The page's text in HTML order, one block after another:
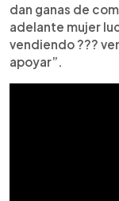
dan ganas de
adelante mujer
vendiendo ???
apoyar”.